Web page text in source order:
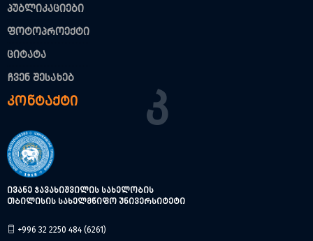
პუბლიკაციები
ფოტოპროექტი
ციტატა
ჩვენ შესახებ
კონტაქტი Კ
ივანე ჯავახიშვილის სახელობის
თბილისის სახელმწიფო უნივერსიტეტი
+996 32 2250 484 (6261)